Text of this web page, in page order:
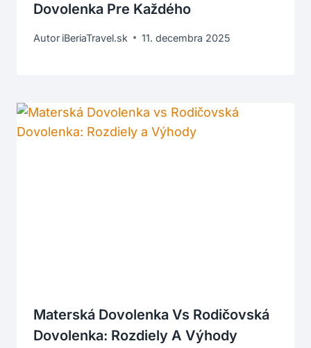
Dovolenka Pre Každého
Autor iBeriaTravel.sk 11. decembra 2025
Materská Dovolenka Vs Rodičovská
Dovolenka: Rozdiely A Výhody